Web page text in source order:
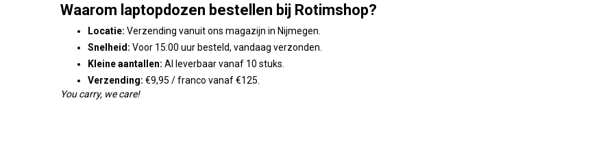
Waarom laptopdozen bestellen bij Rotimshop?
Locatie: Verzending vanuit ons magazijn in Nijmegen.
Snelheid: Voor 15:00 uur besteld, vandaag verzonden.
Kleine aantallen: Al leverbaar vanaf 10 stuks.
Verzending: €9,95 / franco vanaf €125.
You carry, we care!